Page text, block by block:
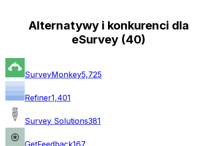
Alternatywy i konkurenci dla
eSurvey(40)
SurveyMonkey5,725
Refiner1,401
Survey Solutions381
GetFeedback167